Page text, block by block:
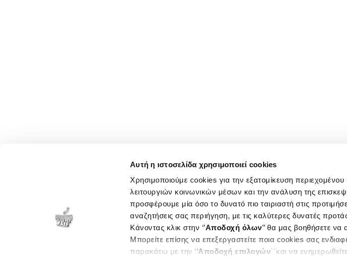
Αυτή η ιστοσελίδα χρησιμοποιεί cookies
Χρησιμοποιούμε cookies για την εξατομίκευση
λειτουργιών κοινωνικών μέσων και την ανάλυση της
προσφέρουμε μία όσο το δυνατό πιο ταιριαστή στις
αναζητήσεις σας περιήγηση, με τις καλύτερες δυνατές
Κάνοντας κλικ στην ‘’Αποδοχή όλων’’ θα μας βοηθήσετε
Μπορείτε επίσης να επεξεργαστείτε ποια cookies σας
παρακάτω με την ‘’Αποδοχή επιλογών΄΄και να